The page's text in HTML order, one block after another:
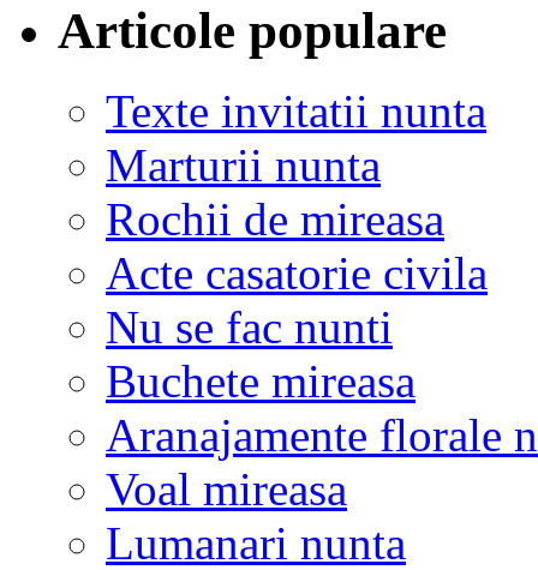
Articole populare
Texte invitatii nunta
Marturii nunta
Rochii de mireasa
Acte casatorie civila
Nu se fac nunti
Buchete mireasa
Aranajamente florale
Voal mireasa
Lumanari nunta